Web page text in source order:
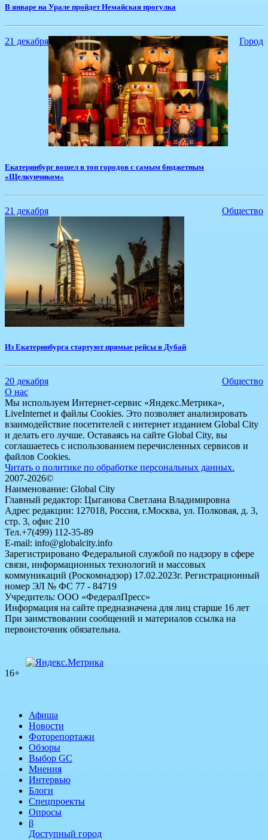
В январе на Урале пройдет Немайская прогулка
21 декабря Город
Екатеринбург вошел в топ городов с самым бюджетным
«Щелкунчиком»
21 декабря Общество
Из Екатеринбурга стартуют прямые рейсы в Дубай
20 декабря
Общество
О нас
Мы используем Интернет-сервис «Яндекс.Метрика»,
LiveInternet и файлы Cookies. Это позволяет анализировать
взаимодействие посетителей с интернет изданием Global City
и делать его лучше. Оставаясь на сайте Global City, вы
соглашаетесь с использованием перечисленных сервисов и
файлов Cookies.
Читать о политике по обработке персональных данных.
2007-2026©
Наименование: Global City
Главный редактор: Цыганова Светлана Владимировна
Адрес редакции: 127018, Россия, г.Москва, ул. Полковая, д. 3,
стр. 3, офис 210
Тел.+7(499) 112-35-89
E-mail: info@globalcity.info
Зарегистрировано Федеральной службой по надзору в сфере
связи, информационных технологий и массовых
коммуникаций (Роскомнадзор) 17.02.2023г. Регистрационный
номер ЭЛ № ФС 77 - 84719
Учредитель: ООО «ФедералПресс»
Информация на сайте предназначена для лиц старше 16 лет
При заимствовании сообщений и материалов ссылка на
первоисточник обязательна.
16+
Афиша
Новости
Фоторепортажи
Обзоры
Выбор GC
Мнения
Интервью
Блоги
Спецпроекты
Опросы
β
Доступный город